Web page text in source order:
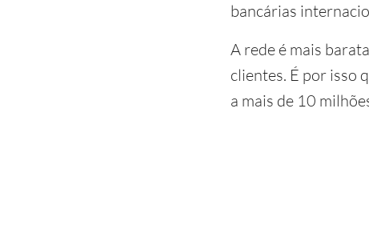
bancárias
A rede é mais
clientes. É por isso
a mais de 10